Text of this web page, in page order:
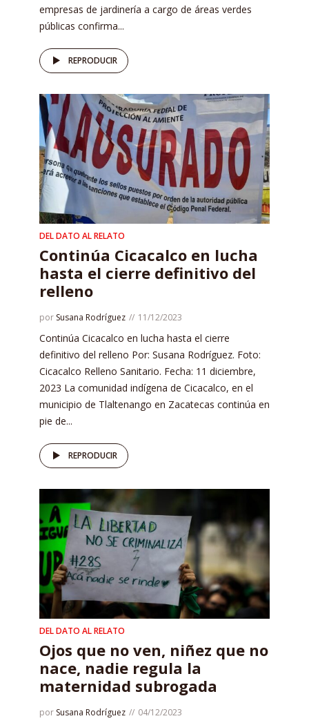
empresas de jardinería a cargo de áreas verdes
públicas confirma...
REPRODUCIR
DEL DATO AL RELATO
Continúa Cicacalco en lucha
hasta el cierre definitivo del
relleno
por Susana Rodríguez 11/12/2023
Continúa Cicacalco en lucha hasta el cierre
definitivo del relleno Por: Susana Rodríguez. Foto:
Cicacalco Relleno Sanitario. Fecha: 11 diciembre,
2023 La comunidad indígena de Cicacalco, en el
municipio de Tlaltenango en Zacatecas continúa en
pie de...
REPRODUCIR
DEL DATO AL RELATO
Ojos que no ven, niñez que no
nace, nadie regula la
maternidad subrogada
por Susana Rodríguez 04/12/2023